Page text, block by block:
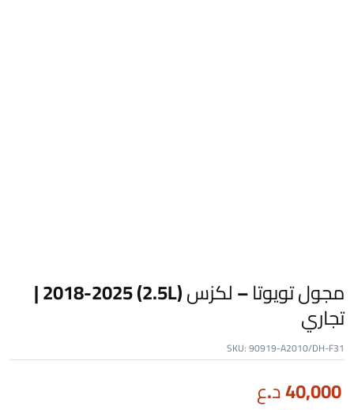
مجول تويوتا – لكزس (2.5L) 2018-2025 |
تجاري
SKU:90919-A2010/DH-F31
40,000د.ع